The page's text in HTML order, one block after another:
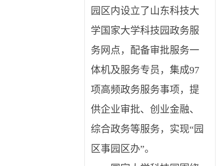
园区内设立了山东科技大
学国家大学科技园政务服
务网点，配备审批服务一
体机及服务专员，集成97
项高频政务服务事项，提
供企业审批、创业金融、
综合政务等服务，实现“园
区事园区办”。